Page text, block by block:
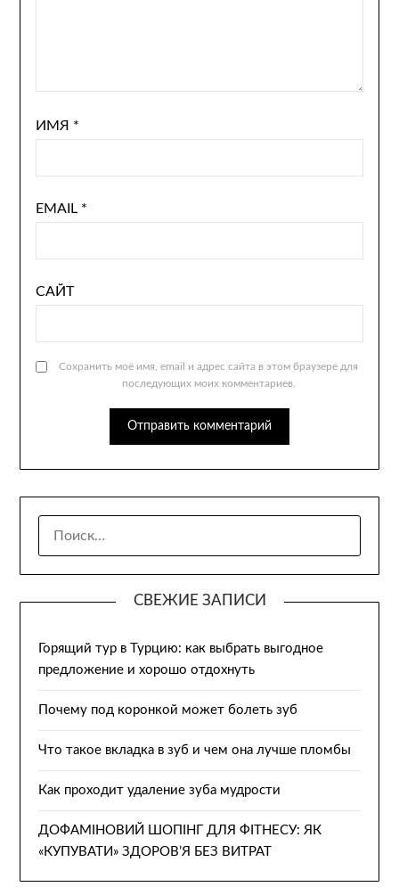
ИМЯ *
EMAIL *
САЙТ
Сохранить моё имя, email и адрес сайта в этом браузере для
последующих моих комментариев.
СВЕЖИЕ ЗАПИСИ
Горящий тур в Турцию: как выбрать выгодное
предложение и хорошо отдохнуть
Почему под коронкой может болеть зуб
Что такое вкладка в зуб и чем она лучше пломбы
Как проходит удаление зуба мудрости
ДОФАМІНОВИЙ ШОПІНГ ДЛЯ ФІТНЕСУ: ЯК
«КУПУВАТИ» ЗДОРОВ’Я БЕЗ ВИТРАТ